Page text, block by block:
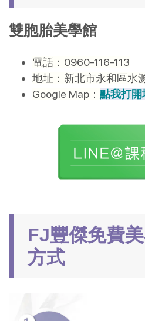
雙胞胎美學館
電話：0960-116-113
地址：新北市永和區水
Google Map： 點我打開
FJ豐傑免費
方式